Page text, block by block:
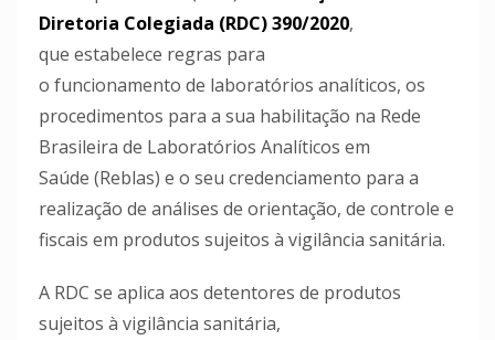
Diretoria Colegiada (RDC) 390/2020,
que estabelece regras para
o funcionamento de laboratórios analíticos, os
procedimentos para a sua habilitação na Rede
Brasileira de Laboratórios Analíticos em
Saúde (Reblas) e o seu credenciamento para a
realização de análises de orientação, de controle e
fiscais em produtos sujeitos à vigilância sanitária.
A RDC se aplica aos detentores de produtos
sujeitos à vigilância sanitária,